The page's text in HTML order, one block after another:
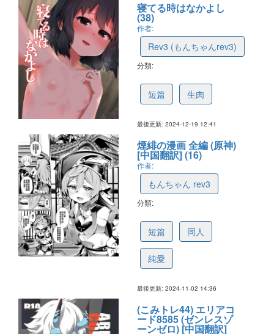
寝てる時はなかよし
(38)
作者:
Rev3 (もんちゃんrev3)
分類:
短篇 生肉
最後更新: 2024-12-19 12:41
煙緋の漫画 全編 (原神)
[中国翻訳] (16)
作者:
もんちゃん rev3
分類:
短篇 同人
純愛
最後更新: 2024-11-02 14:36
(こみトレ44) エリアコ
ード8585 (ゼンレスゾ
ーンゼロ) [中国翻訳]